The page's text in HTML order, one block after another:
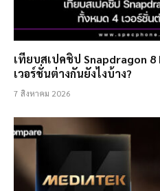
เทียบสเปคชิป Snapdragon
เวอร์ชั่นต่างกันยังไงบ้าง?
7 สิงหาคม 2026